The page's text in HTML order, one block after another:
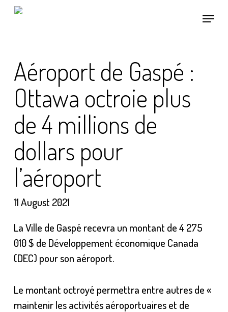
Skip
Menu
Aéroport de Gaspé :
Ottawa octroie plus
de 4 millions de
dollars pour
l’aéroport
11 August 2021
La Ville de Gaspé recevra un montant de 4 275
010 $ de Développement économique Canada
(DEC) pour son aéroport.
Le montant octroyé permettra entre autres de «
maintenir les activités aéroportuaires et de